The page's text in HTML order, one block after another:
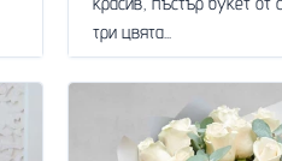
три цвята...